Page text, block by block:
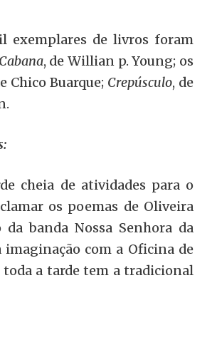
exemplares de livros foram
, de Willian p. Young; os
Chico Buarque; Crepúsculo, de
cheia de atividades para o
os poemas de Oliveira
banda Nossa Senhora da
imaginação com a Oficina de
a tarde tem a tradicional